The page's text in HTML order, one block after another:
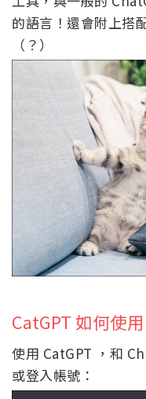
的語言！還會附上搭
（？）
CatGPT 如何使用
使用 CatGPT ，和
或登入帳號：